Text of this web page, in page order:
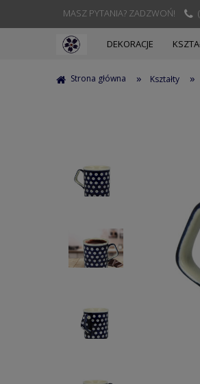
MASZ PYTANIA? ZADZWOŃ!
DEKORACJE
Strona główna » Kształty »